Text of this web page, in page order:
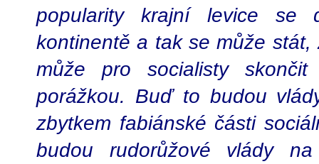
popularity krajní levice se
kontinentě a tak se může
může pro socialisty
porážkou. Buď to budou
zbytkem fabiánské části
budou rudorůžové vlády